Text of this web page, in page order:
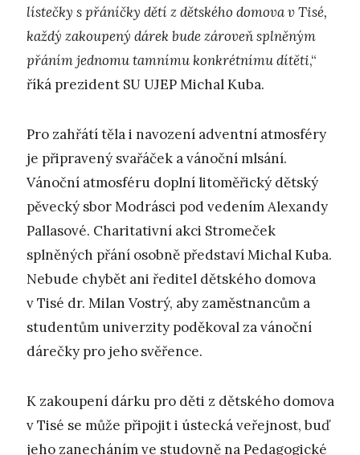
lístečky s přáníčky dětí z dětského domova v Tisé,
každý zakoupený dárek bude zároveň splněným
přáním jednomu tamnímu konkrétnímu dítěti,“
říká prezident SU UJEP Michal Kuba.
Pro zahřátí těla i navození adventní atmosféry
je připravený svařáček a vánoční mlsání.
Vánoční atmosféru doplní litoměřický dětský
pěvecký sbor Modrásci pod vedením Alexandy
Pallasové. Charitativní akci Stromeček
splněných přání osobně představí Michal Kuba.
Nebude chybět ani ředitel dětského domova
v Tisé dr. Milan Vostrý, aby zaměstnancům a
studentům univerzity poděkoval za vánoční
dárečky pro jeho svěřence.
K zakoupení dárku pro děti z dětského domova
v Tisé se může připojit i ústecká veřejnost, buď
jeho zanecháním ve studovně na Pedagogické